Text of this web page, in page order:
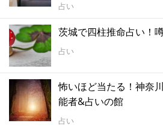
占い
茨城で四柱推命占い！
占い
怖いほど当たる！神奈
能者&占いの館
占い